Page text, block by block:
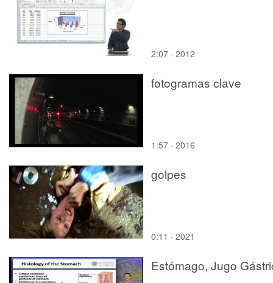
2:07 · 2012
fotogramas clave
1:57 · 2016
golpes
0:11 · 2021
Estómago, Jugo